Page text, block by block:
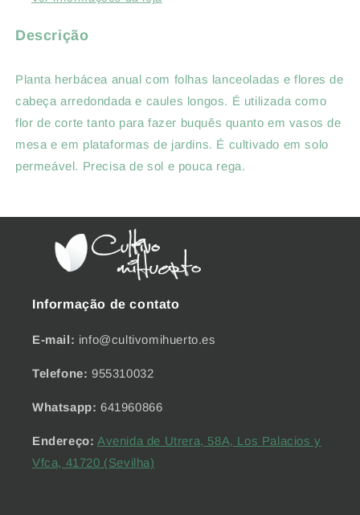
Descrição
Planta herbácea anual com folhas lanceoladas e flores de
cabeça arredondada e caules longos. É utilizada como
flor de corte tanto para fazer buquês quanto em vasos de
mesa e em plataformas de jardins. É cultivado em solo
permeável. Precisa de sol e pouca rega.
Informação de contato
E-mail: info@cultivomihuerto.es
Telefone: 955310032
Whatsapp: 641960866
Endereço: Avenida de Utrera, 58A, Los Palacios y
Vfca, 41720 (Sevilha)